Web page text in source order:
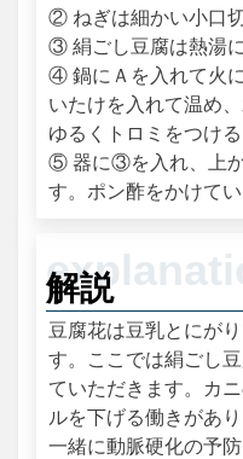
② ねぎは細かい小口切
③ 絹ごし豆腐は熱湯
④ 鍋にＡを入れて火
いたけを入れて温め
ゆるくトロミをつける
⑤ 器に③を入れ、上
す。ポン酢をかけてい
解説
豆腐花は豆乳とにが
す。ここでは絹ごし
ていただきます。カ
ルを下げる働きがあ
一緒に動脈硬化の予